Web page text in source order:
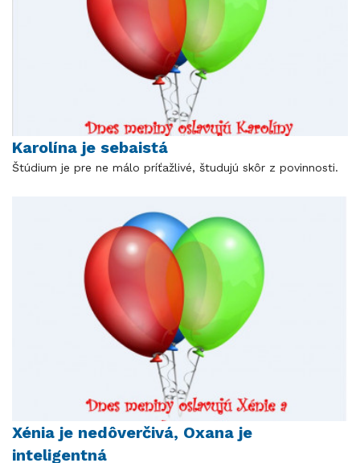
Karolína je sebaistá
Štúdium je pre ne málo príťažlivé, študujú skôr z povinnosti.
Xénia je nedôverčivá, Oxana je
inteligentná